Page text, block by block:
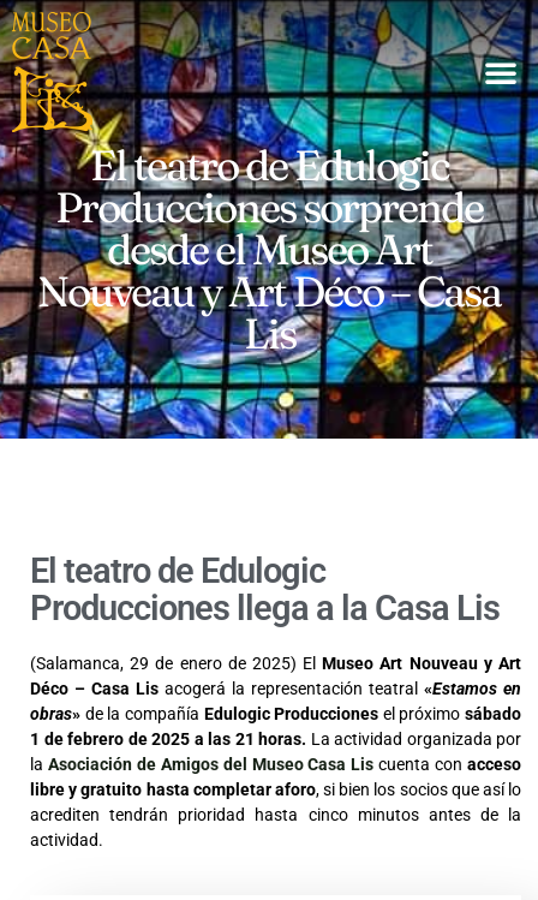
El teatro de Edulogic
Producciones sorprende
desde el Museo Art
Nouveau y Art Déco – Casa
Lis
El teatro de Edulogic
Producciones llega a la Casa Lis
(Salamanca, 29 de enero de 2025) El Museo Art Nouveau y Art
Déco – Casa Lis acogerá la representación teatral «Estamos en
obras» de la compañía Edulogic Producciones el próximo sábado
1 de febrero de 2025 a las 21 horas. La actividad organizada por
la Asociación de Amigos del Museo Casa Lis cuenta conacceso
libre y gratuito hasta completar aforo, si bien los socios que así lo
acrediten tendrán prioridad hasta cinco minutos antes de la
actividad.